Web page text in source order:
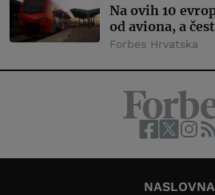
Na ovih 10
od aviona, a
Forbes Hrvatska
NASLOVNA